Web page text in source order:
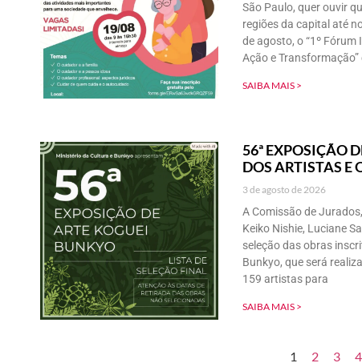
São Paulo, quer ouvir
regiões da capital até
de agosto, o “1º
Ação e
SAIBA MAIS >
56ª EXPOSIÇÃO
DOS ARTISTAS E
3 de agosto de 2026
A Comissão de
Keiko Nishie, Luciane
seleção das obras
Bunkyo, que será
159 artistas para
SAIBA MAIS >
1 2 3 4